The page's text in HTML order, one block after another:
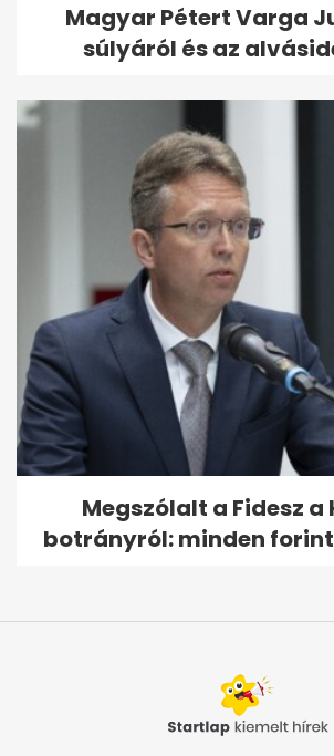
Magyar Pétert Varga
súlyáról és az
Megszólalt a Fidesz a
botrányról: minden forint